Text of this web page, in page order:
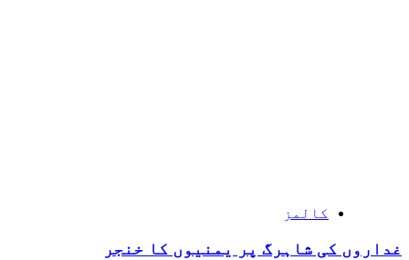
کالمز
غداروں کی شاہرگ پر یمنیوں کا خنجر